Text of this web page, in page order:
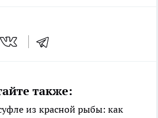
также:
из красной рыбы: как